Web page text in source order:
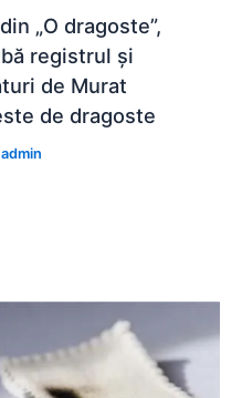
„O dragoste”,
registrul și
de Murat
de dragoste
admin